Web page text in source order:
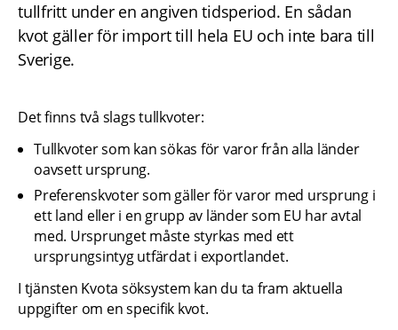
tullfritt under en angiven tidsperiod. En sådan
kvot gäller för import till hela EU och inte bara till
Sverige.
Det finns två slags tullkvoter:
Tullkvoter som kan sökas för varor från alla länder
oavsett ursprung.
Preferenskvoter som gäller för varor med ursprung i
ett land eller i en grupp av länder som EU har avtal
med. Ursprunget måste styrkas med ett
ursprungsintyg utfärdat i exportlandet.
I tjänsten Kvota söksystem kan du ta fram aktuella
uppgifter om en specifik kvot.